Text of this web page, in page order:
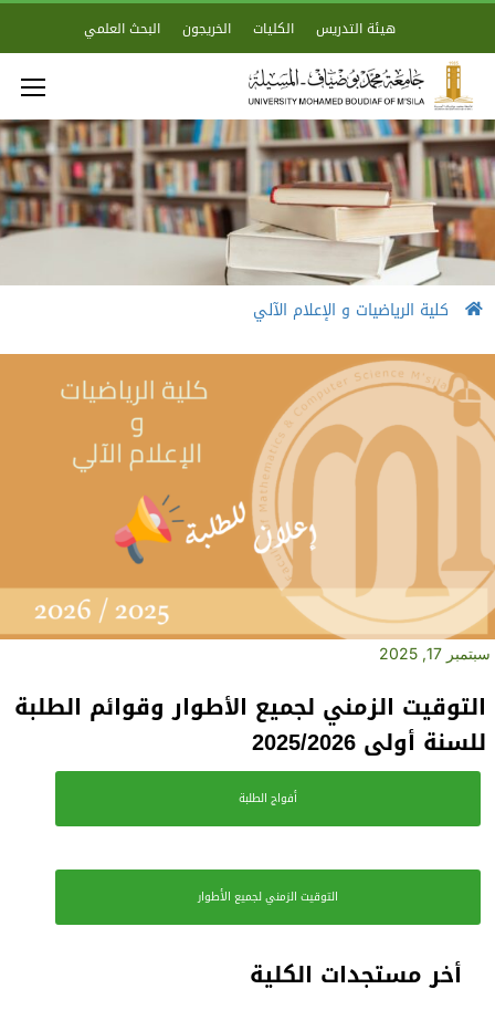
هيئة التدريس الكليات الخريجون البحث العلمي
كلية الرياضيات و الإعلام الآلي
أخر مستجدات الكلية
سبتمبر 17, 2025
التوقيت الزمني لجميع الأطوار وقوائم الطلبة
للسنة أولى 2025/2026
أفواج الطلبة
التوقيت الزمني لجميع الأطوار